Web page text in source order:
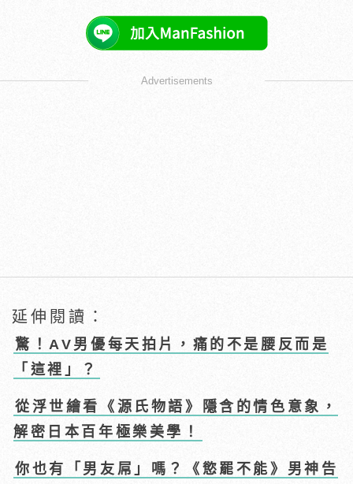
Advertisements
延伸閱讀：
驚！AV男優每天拍片，痛的不是腰反而是
「這裡」？
從浮世繪看《源氏物語》隱含的情色意象，
解密日本百年極樂美學！
你也有「男友屌」嗎？《慾罷不能》男神告